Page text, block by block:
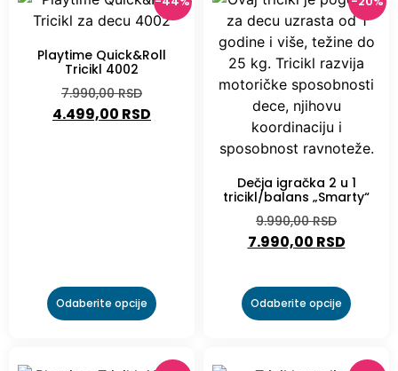
Playtime Quick&Roll
Tricikl 4002
7.990,00RSD
4.499,00 RSD
Odaberite opcije
Dečja igračka 2 u 1
tricikl/balans „Smarty“
9.990,00RSD
7.990,00 RSD
Odaberite opcije